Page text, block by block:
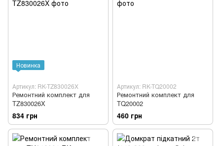
Новинка
Артикул: RK-TZ830026X
Ремонтний комплект для
TZ830026X
834 грн
Артикул: RK-TQ20002
Ремонтний комплект для
TQ20002
460 грн